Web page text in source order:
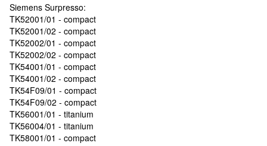
Siemens Surpresso:
TK52001/01 - compact
TK52001/02 - compact
TK52002/01 - compact
TK52002/02 - compact
TK54001/01 - compact
TK54001/02 - compact
TK54F09/01 - compact
TK54F09/02 - compact
TK56001/01 - titanium
TK56004/01 - titanium
TK58001/01 - compact